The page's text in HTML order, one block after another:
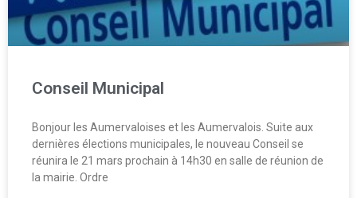
Conseil Municipal
Bonjour les Aumervaloises et les Aumervalois. Suite aux
dernières élections municipales, le nouveau Conseil se
réunira le 21 mars prochain à 14h30 en salle de réunion de
la mairie. Ordre